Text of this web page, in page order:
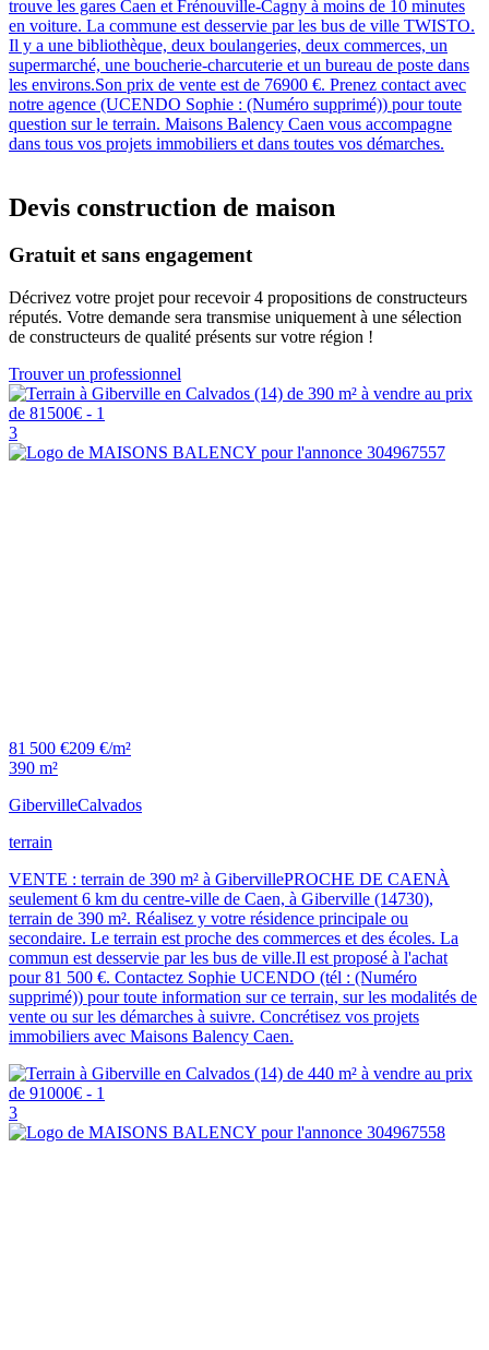
trouve les gares Caen et Frénouville-Cagny à moins de 10 minutes
en voiture. La commune est desservie par les bus de ville TWISTO.
Il y a une bibliothèque, deux boulangeries, deux commerces, un
supermarché, une boucherie-charcuterie et un bureau de poste dans
les environs.Son prix de vente est de 76900 €. Prenez contact avec
notre agence (UCENDO Sophie : (Numéro supprimé)) pour toute
question sur le terrain. Maisons Balency Caen vous accompagne
dans tous vos projets immobiliers et dans toutes vos démarches.
Devis construction de maison
Gratuit et sans engagement
Décrivez votre projet pour recevoir 4 propositions de constructeurs
réputés. Votre demande sera transmise uniquement à une sélection
de constructeurs de qualité présents sur votre région !
Trouver un professionnel
3
81 500 €209 €/m²
390 m²
GibervilleCalvados
terrain
VENTE : terrain de 390 m² à GibervillePROCHE DE CAENÀ
seulement 6 km du centre-ville de Caen, à Giberville (14730),
terrain de 390 m². Réalisez y votre résidence principale ou
secondaire. Le terrain est proche des commerces et des écoles. La
commun est desservie par les bus de ville.Il est proposé à l'achat
pour 81 500 €. Contactez Sophie UCENDO (tél : (Numéro
supprimé)) pour toute information sur ce terrain, sur les modalités de
vente ou sur les démarches à suivre. Concrétisez vos projets
immobiliers avec Maisons Balency Caen.
3